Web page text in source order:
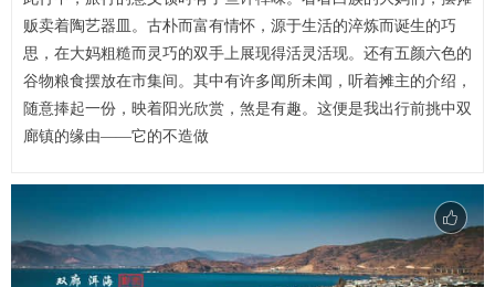
贩卖着陶艺器皿。古朴而富有情怀，源于生活的淬炼而诞生的巧
思，在大妈粗糙而灵巧的双手上展现得活灵活现。还有五颜六色的
谷物粮食摆放在市集间。其中有许多闻所未闻，听着摊主的介绍，
随意捧起一份，映着阳光欣赏，煞是有趣。这便是我出行前挑中双
廊镇的缘由——它的不造做